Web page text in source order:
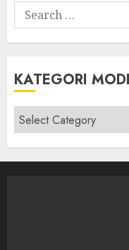
Search
for:
KATEGORI
Kategori
modif